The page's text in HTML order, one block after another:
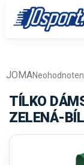
obsah
Priemerné
produktu
je
0,0
JOMA
TÍLKO
ZELENÁ-